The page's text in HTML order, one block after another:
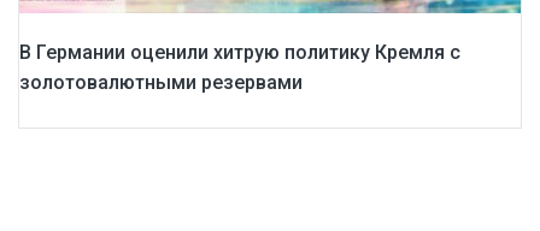
В Германии оценили хитрую политику Кремля с
золотовалютными резервами